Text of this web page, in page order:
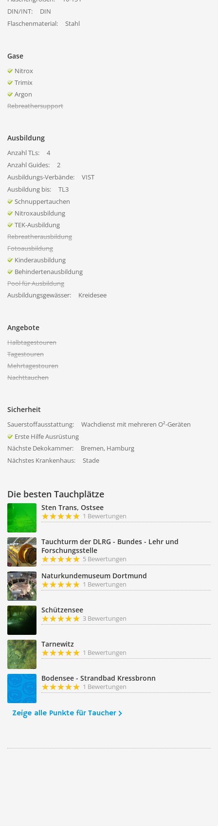
DIN/INT:
DIN
Flaschenmaterial:
Stahl
Gase
Nitrox
Trimix
Argon
Rebreathersupport
Ausbildung
Anzahl TLs:
4
Anzahl Guides:
2
Ausbildungs-Verbände:
VIST
Ausbildung bis:
TL3
Schnuppertauchen
Nitroxausbildung
TEK-Ausbildung
Rebreatherausbildung
Fotoausbildung
Kinderausbildung
Behindertenausbildung
Pool für Ausbildung
Ausbildungsgewässer:
Kreidesee
Angebote
Halbtagestouren
Tagestouren
Mehrtagestouren
Nachttauchen
Sicherheit
Sauerstoffausstattung:
Wachdienst mit mehreren O²-Geräten
Erste Hilfe Ausrüstung
Nächste Dekokammer:
Bremen, Hamburg
Nächstes Krankenhaus:
Stade
Die besten Tauchplätze
Sten Trans, Ostsee
1 Bewertungen
Tauchturm der DLRG - Bundes - Lehr und
Forschungsstelle
5 Bewertungen
Naturkundemuseum Dortmund
1 Bewertungen
Schützensee
3 Bewertungen
Tarnewitz
1 Bewertungen
Bodensee - Strandbad Kressbronn
1 Bewertungen
Zeige alle Punkte für Taucher